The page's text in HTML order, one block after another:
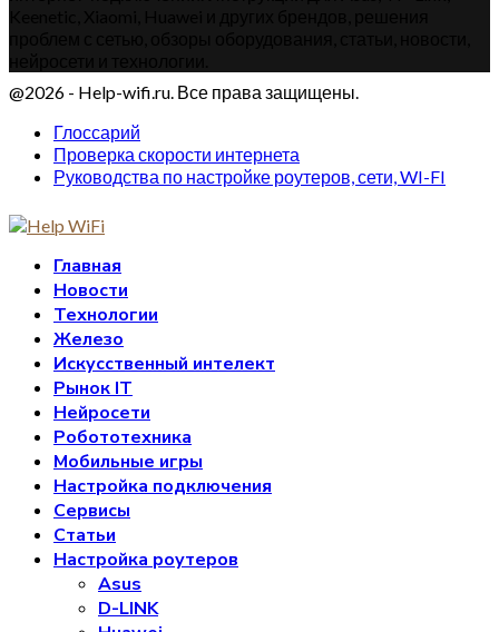
@2026 - Help-wifi.ru. Все права защищены.
Глоссарий
Проверка скорости интернета
Руководства по настройке роутеров, сети, WI-FI
Главная
Новости
Технологии
Железо
Искусственный интелект
Рынок IT
Нейросети
Робототехника
Мобильные игры
Настройка подключения
Сервисы
Статьи
Настройка роутеров
Asus
D-LINK